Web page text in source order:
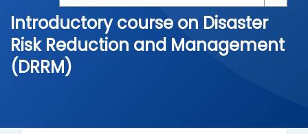
Introductory course on Disaster
Risk Reduction and Management
(DRRM)